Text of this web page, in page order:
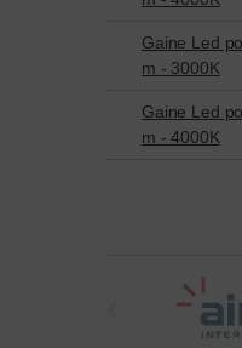
Gaine Led
m - 3000K
Gaine Led
m - 4000K